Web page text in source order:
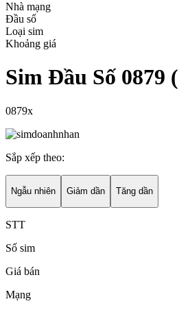
Nhà mạng
Đầu số
Loại sim
Khoảng giá
Sim Đầu Số 0879 (
0879x
Sắp xếp theo:
Ngẫu nhiên Giảm dần Tăng dần
STT
Số sim
Giá bán
Mạng